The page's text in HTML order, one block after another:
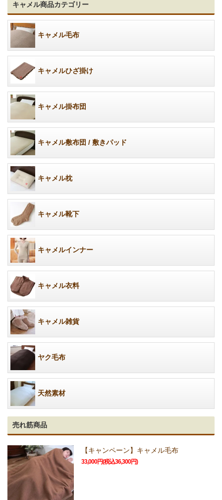
キャメル商品カテゴリー
キャメル毛布
キャメルひざ掛け
キャメル掛布団
キャメル敷布団 / 敷きパッド
キャメル枕
キャメル靴下
キャメルインナー
キャメル衣料
キャメル雑貨
ヤク毛布
天然素材
売れ筋商品
【キャンペーン】キャメル毛布
33,000円(税込36,300円)